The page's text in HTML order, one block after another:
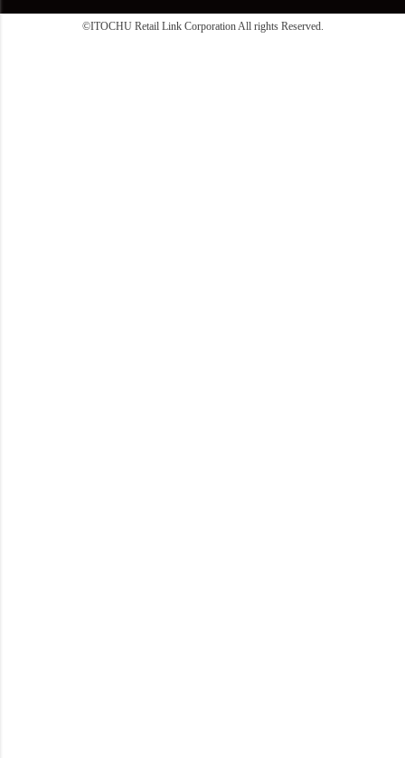
©ITOCHU Retail Link Corporation All rights Reserved.